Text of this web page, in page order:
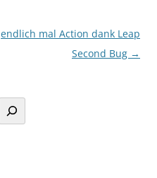
endlich mal Action dank Leap
Second Bug →